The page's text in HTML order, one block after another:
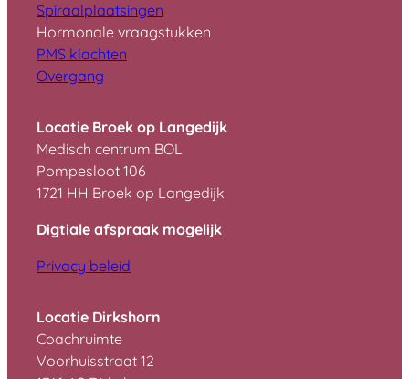
Spiraalplaatsingen
Hormonale vraagstukken
PMS klachten
Overgang
Locatie Broek op Langedijk
Medisch centrum BOL
Pompesloot 106
1721 HH Broek op Langedijk
Digtiale afspraak mogelijk
Privacy beleid
Locatie Dirkshorn
Coachruimte
Voorhuisstraat 12